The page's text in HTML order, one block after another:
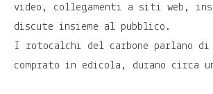
video, collegamenti a siti web,
discute insieme al pubblico.
I rotocalchi del carbone parlano
comprato in edicola, durano circa